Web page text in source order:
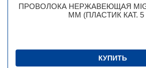
ПРОВОЛОКА НЕРЖАВЕЮЩАЯ MIG
ММ (ПЛАСТИК КАТ. 5
КУПИТЬ